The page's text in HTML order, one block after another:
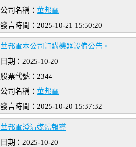
公司名稱： 華邦電
發言時間：2025-10-21 15:50:20
華邦電本公司訂購機器設備公告。
日期：2025-10-20
股票代號：2344
公司名稱： 華邦電
發言時間：2025-10-20 15:37:32
華邦電澄清媒體報導
日期：2025-10-20